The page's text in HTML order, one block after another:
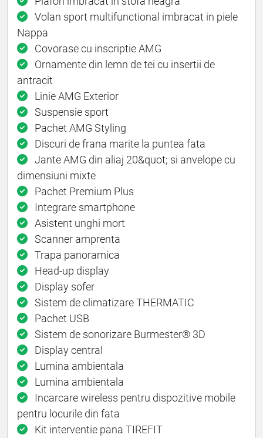
Volan sport multifunctional imbracat in piele
Nappa
Covorase cu inscriptie AMG
Ornamente din lemn de tei cu insertii de
antracit
Linie AMG Exterior
Suspensie sport
Pachet AMG Styling
Discuri de frana marite la puntea fata
Jante AMG din aliaj 20&quot; si anvelope cu
dimensiuni mixte
Pachet Premium Plus
Integrare smartphone
Asistent unghi mort
Scanner amprenta
Trapa panoramica
Head-up display
Display sofer
Sistem de climatizare THERMATIC
Pachet USB
Sistem de sonorizare Burmester® 3D
Display central
Lumina ambientala
Lumina ambientala
Incarcare wireless pentru dispozitive mobile
pentru locurile din fata
Kit interventie pana TIREFIT